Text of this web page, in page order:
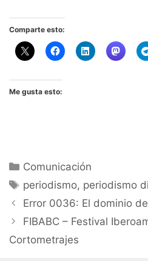
Comparte esto:
Me gusta esto:
Categorías
Comunicación
Etiquetas
periodismo, periodismo
Error 0036: El dominio
FIBABC – Festival
Cortometrajes